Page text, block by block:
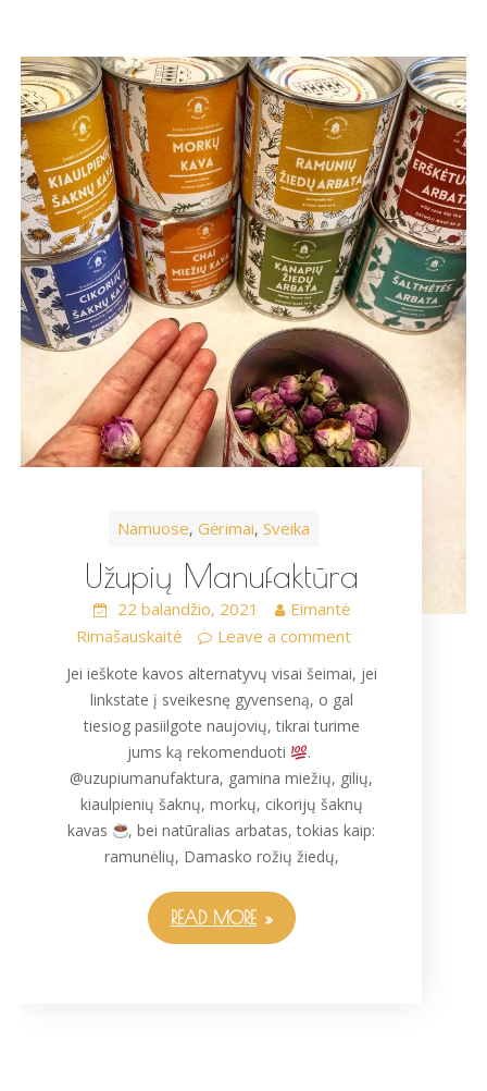
Namuose, Gėrimai, Sveika
Užupių Manufaktūra
22 balandžio, 2021
Eimantė
Rimašauskaitė
Leave a comment
Jei ieškote kavos alternatyvų visai šeimai, jei
linkstate į sveikesnę gyvenseną, o gal
tiesiog pasiilgote naujovių, tikrai turime
jums ką rekomenduoti
.
@uzupiumanufaktura, gamina miežių, gilių,
kiaulpienių šaknų, morkų, cikorijų šaknų
kavas
, bei natūralias arbatas, tokias kaip:
ramunėlių, Damasko rožių žiedų,
READ MORE